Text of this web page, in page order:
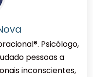
Psicólogo,
pessoas a
inconscientes,